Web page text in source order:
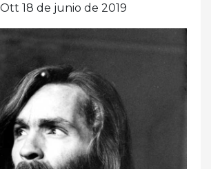
18 de junio de 2019